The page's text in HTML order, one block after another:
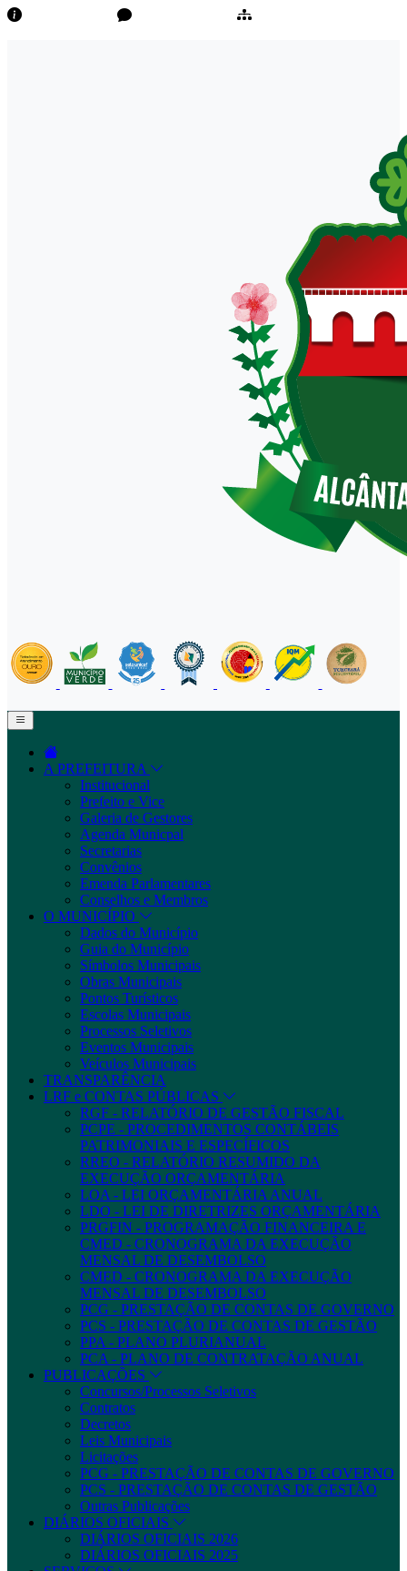
A PREFEITURA
Institucional
Prefeito e Vice
Galeria de Gestores
Agenda Municpal
Secretarias
Convênios
Emenda Parlamentares
Conselhos e Membros
O MUNICÍPIO
Dados do Município
Guia do Município
Símbolos Municipais
Obras Municipais
Pontos Turísticos
Escolas Municipais
Processos Seletivos
Eventos Municipais
Veículos Municipais
TRANSPARÊNCIA
LRF e CONTAS PÚBLICAS
RGF - RELATÓRIO DE GESTÃO FISCAL
PCPE - PROCEDIMENTOS CONTÁBEIS
PATRIMONIAIS E ESPECÍFICOS
RREO - RELATÓRIO RESUMIDO DA
EXECUÇÃO ORÇAMENTÁRIA
LOA - LEI ORÇAMENTÁRIA ANUAL
LDO - LEI DE DIRETRIZES ORÇAMENTÁRIA
PRGFIN - PROGRAMAÇÃO FINANCEIRA E
CMED - CRONOGRAMA DA EXECUÇÃO
MENSAL DE DESEMBOLSO
CMED - CRONOGRAMA DA EXECUÇÃO
MENSAL DE DESEMBOLSO
PCG - PRESTAÇÃO DE CONTAS DE GOVERNO
PCS - PRESTAÇÃO DE CONTAS DE GESTÃO
PPA - PLANO PLURIANUAL
PCA - PLANO DE CONTRATAÇÃO ANUAL
PUBLICAÇÕES
Concursos/Processos Seletivos
Contratos
Decretos
Leis Municipais
Licitações
PCG - PRESTAÇÃO DE CONTAS DE GOVERNO
PCS - PRESTAÇÃO DE CONTAS DE GESTÃO
Outras Publicações
DIÁRIOS OFICIAIS
DIÁRIOS OFICIAIS 2026
DIÁRIOS OFICIAIS 2025